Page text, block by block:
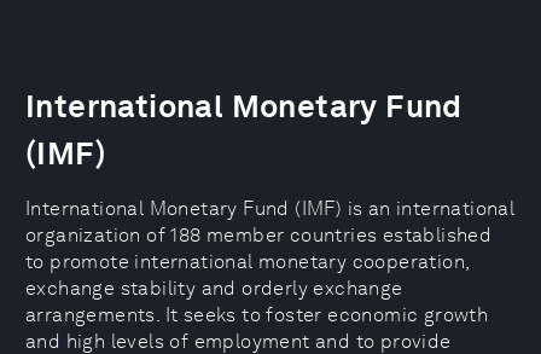
International Monetary Fund
(IMF)
International Monetary Fund (IMF) is an international
organization of 188 member countries established
to promote international monetary cooperation,
exchange stability and orderly exchange
arrangements. It seeks to foster economic growth
and high levels of employment and to provide